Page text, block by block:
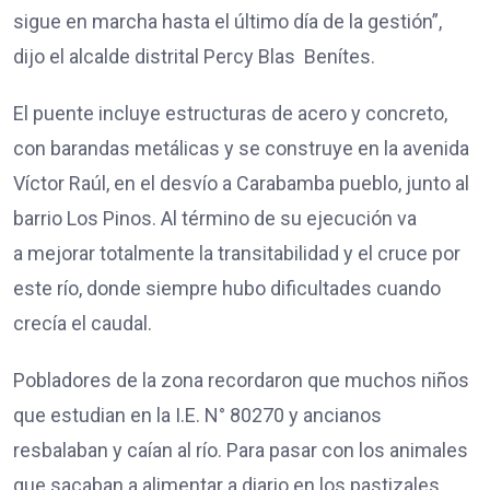
sigue en marcha hasta el último día de la gestión”,
dijo el alcalde distrital Percy Blas Benítes.
El puente incluye estructuras de acero y concreto,
con barandas metálicas y se construye en la avenida
Víctor Raúl, en el desvío a Carabamba pueblo, junto al
barrio Los Pinos. Al término de su ejecución va
a mejorar totalmente la transitabilidad y el cruce por
este río, donde siempre hubo dificultades cuando
crecía el caudal.
Pobladores de la zona recordaron que muchos niños
que estudian en la I.E. N° 80270 y ancianos
resbalaban y caían al río. Para pasar con los animales
que sacaban a alimentar a diario en los pastizales